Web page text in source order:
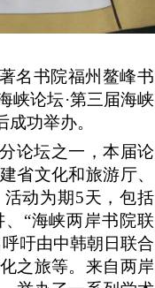
名书院福州鳌峰书
峡论坛·第三届海峡
功举办。
论坛之一，本届论
省文化和旅游厅、
动为期5天，包括
“海峡两岸书院联
吁由中韩朝日联合
之旅等。来自两岸